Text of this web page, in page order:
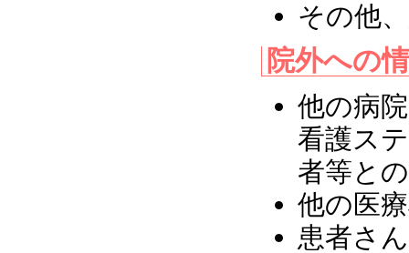
その他
院外への
他の病
看護ス
者等と
他の医
患者さ